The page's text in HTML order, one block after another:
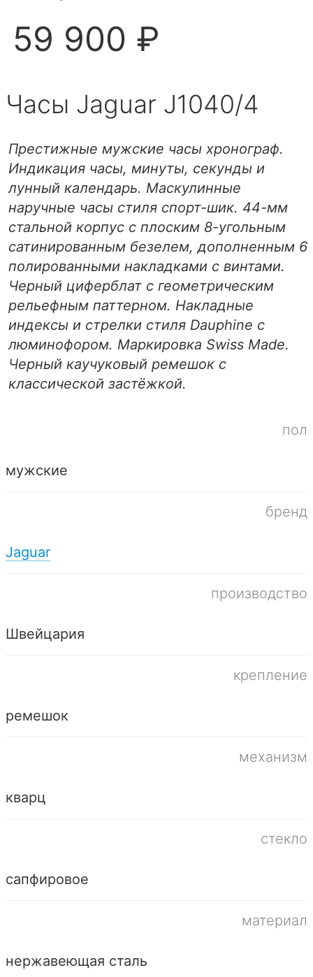
59 900 ₽
Часы Jaguar J1040/4
Престижные мужские часы хронограф.
Индикация часы, минуты, секунды и
лунный календарь. Маскулинные
наручные часы стиля спорт-шик. 44-мм
стальной корпус с плоским 8-угольным
сатинированным безелем, дополненным 6
полированными накладками с винтами.
Черный циферблат с геометрическим
рельефным паттерном. Накладные
индексы и стрелки стиля Dauphine с
люминофором. Маркировка Swiss Made.
Черный каучуковый ремешок с
классической застёжкой.
пол
мужские
бренд
Jaguar
производство
Швейцария
крепление
ремешок
механизм
кварц
стекло
сапфировое
материал
нержавеющая сталь